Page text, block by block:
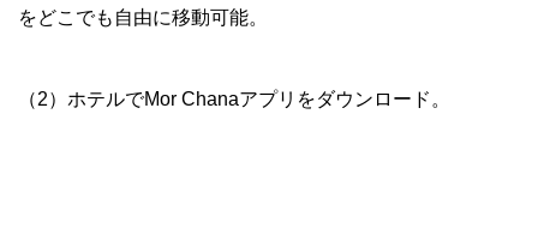
をどこでも自由に移動可能。
（2）ホテルでMor Chanaアプリをダウンロード。